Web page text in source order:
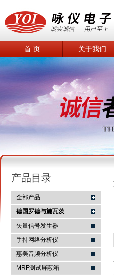
南京咏仪电子科技有限公司
首 页 关于我们
产品目录
全部产品
德国罗德与施瓦茨
矢量信号发生器
手持网络分析仪
惠美音频分析仪
MRF测试屏蔽箱